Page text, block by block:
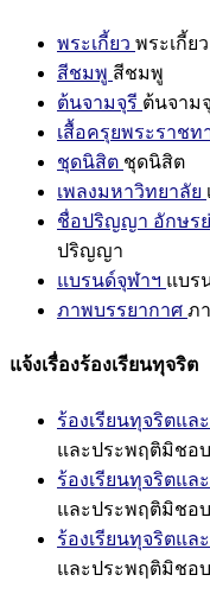
พระเกี้ยว พระเกี้ยว
สีชมพู สีชมพู
ต้นจามจุรี ต้นจาม
เสื้อครุยพระราชท
ชุดนิสิต ชุดนิสิต
เพลงมหาวิทยาลัย
ชื่อปริญญา อักษร
ปริญญา
แบรนด์จุฬาฯ แบร
ภาพบรรยากาศ ภ
แจ้งเรื่องร้องเรียนทุจริต
ร้องเรียนทุจริตแ
และประพฤติมิชอ
ร้องเรียนทุจริตแ
และประพฤติมิชอ
ร้องเรียนทุจริตแ
และประพฤติมิชอ